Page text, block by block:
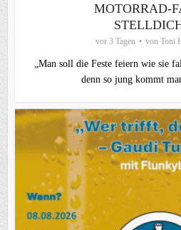
MOTORRAD-
vor 3 Tagen von Toni
„Man soll die Feste feiern wie sie
denn so jung kommt